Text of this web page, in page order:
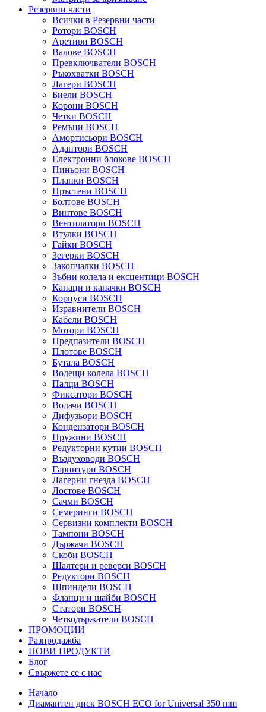
Резервни части
Всички в Резервни части
Ротори BOSCH
Аретири BOSCH
Валове BOSCH
Превключватели BOSCH
Ръкохватки BOSCH
Лагери BOSCH
Биели BOSCH
Корони BOSCH
Четки BOSCH
Ремъци BOSCH
Амортисьори BOSCH
Адаптори BOSCH
Електронни блокове BOSCH
Пиньони BOSCH
Планки BOSCH
Пръстени BOSCH
Болтове BOSCH
Винтове BOSCH
Вентилатори BOSCH
Втулки BOSCH
Гайки BOSCH
Зегерки BOSCH
Закопчалки BOSCH
Зъбни колела и ексцентици BOSCH
Капаци и капачки BOSCH
Корпуси BOSCH
Изравнители BOSCH
Кабели BOSCH
Мотори BOSCH
Предпазители BOSCH
Плотове BOSCH
Бутала BOSCH
Водещи колела BOSCH
Палци BOSCH
Фиксатори BOSCH
Водачи BOSCH
Дифузьори BOSCH
Кондензатори BOSCH
Пружини BOSCH
Редукторни кутии BOSCH
Въздуховоди BOSCH
Гарнитури BOSCH
Лагерни гнезда BOSCH
Лостове BOSCH
Сачми BOSCH
Семеринги BOSCH
Сервизни комплекти BOSCH
Тампони BOSCH
Държачи BOSCH
Скоби BOSCH
Шалтери и реверси BOSCH
Редуктори BOSCH
Шпиндели BOSCH
Фланци и шайби BOSCH
Статори BOSCH
Четкодържатели BOSCH
ПРОМОЦИИ
Разпродажба
НОВИ ПРОДУКТИ
Блог
Свържете се с нас
Начало
Диамантен диск BOSCH ECO for Universal 350 mm